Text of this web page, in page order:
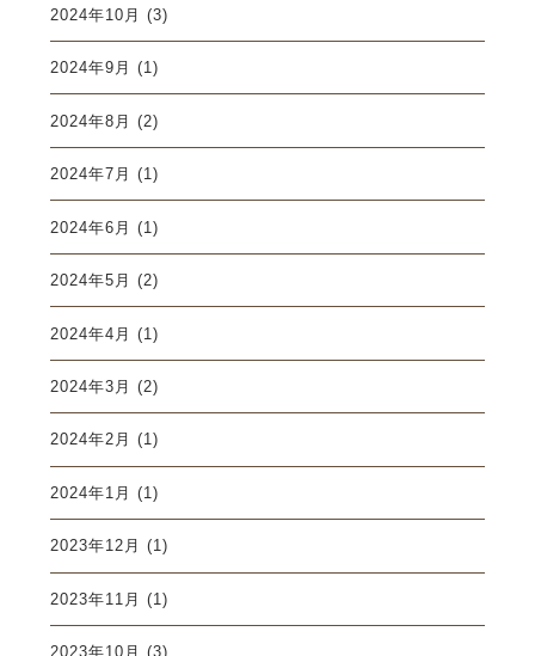
2024年10月 (3)
2024年9月 (1)
2024年8月 (2)
2024年7月 (1)
2024年6月 (1)
2024年5月 (2)
2024年4月 (1)
2024年3月 (2)
2024年2月 (1)
2024年1月 (1)
2023年12月 (1)
2023年11月 (1)
2023年10月 (3)